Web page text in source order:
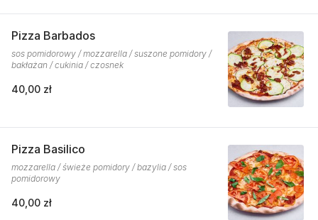
Pizza Barbados
sos pomidorowy / mozzarella / suszone pomidory /
bakłażan / cukinia / czosnek
40,00 zł
Pizza Basilico
mozzarella / świeże pomidory / bazylia / sos
pomidorowy
40,00 zł